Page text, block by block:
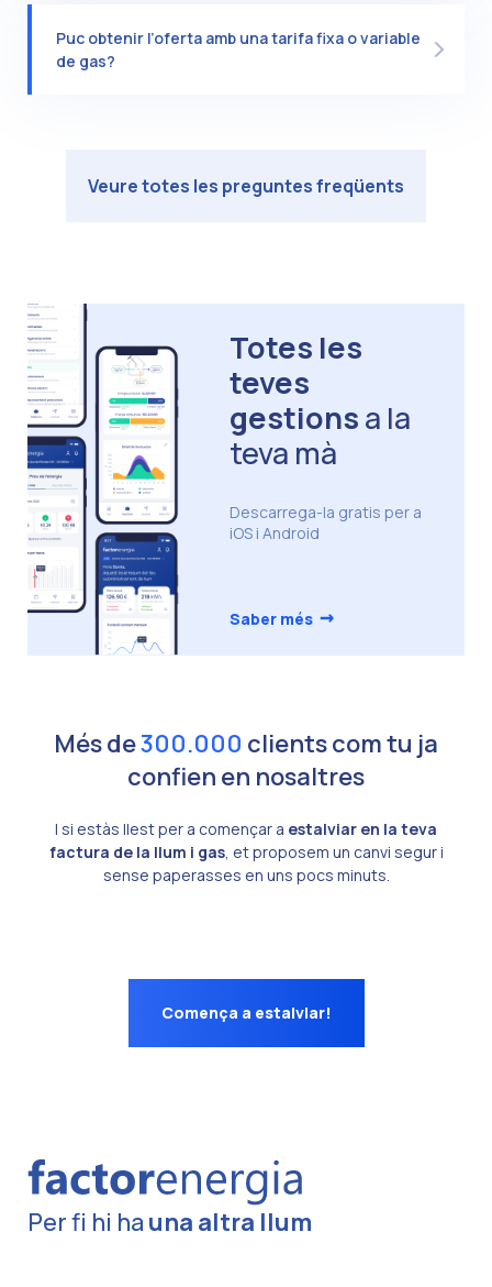
Puc obtenir l’oferta amb una tarifa fixa o variable
de gas?
Veure totes les preguntes freqüents
Totes les
teves
gestionsa la
teva mà
Descarrega-la gratis per a
iOS i Android
Saber més →
Més de300.000 clients com tu ja
confien en nosaltres
I si estàs llest per a començar a estalviar en la teva
factura de la llum i gas, et proposem un canvi segur i
sense paperasses en uns pocs minuts.
Comença a estalviar!
Per fi hi ha una altra llum